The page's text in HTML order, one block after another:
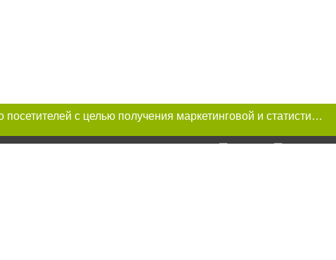
Этот сайт использует «cookies». Также сайт использует интернет-сервис для сбора технических данных касательно посетителей с целью получения маркетинговой и статистической информации. Условия обработки данных посетителей сайта см.